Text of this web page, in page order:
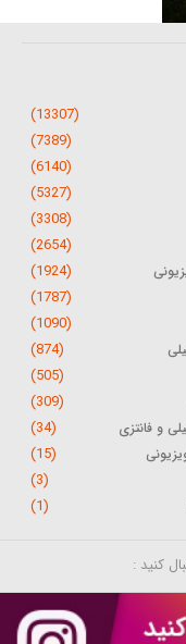
(13307)
(7389)
(6140)
(5327)
(3308)
(2654)
(1924)
(1787)
(1090)
(874)
(505)
(309)
و فانتزی (34)
(15)
(3)
(1)
کنید :